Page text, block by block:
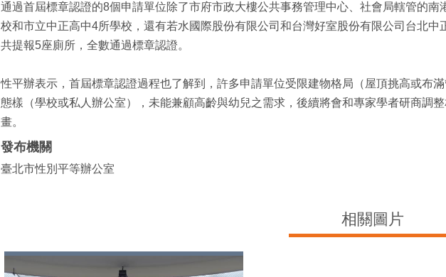
通過首屆標章認證的8個申請單位除了市府市政大樓公共事務管理中心、社會局轄管的
校和市立中正高中4所學校，還有若水國際股份有限公司和台灣好室股份有限公司台北
共提報5座廁所，全數通過標章認證。
性平辦表示，首屆標章認證過程也了解到，許多申請單位受限建物格局（屋頂挑高或布
態樣（學校或私人辦公室），未能兼顧高齡與幼兒之需求，後續將會和專家學者研商調
畫。
發布機關
臺北市性別平等辦公室
相關圖片